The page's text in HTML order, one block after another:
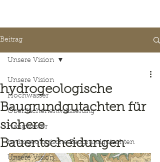
Beitrag
Unsere Vision
Hochwasser
Oberflächenentwässerung
Hangwasser
hydrogeologische Baugrundgutachten
Unsere Vision
Unsere Vision
hydrogeologische
Baugrundgutachten für
sichere
Bauentscheidungen